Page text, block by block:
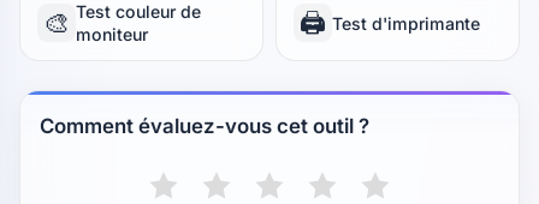
🎨 Test couleur de
moniteur
🖨️ Test d'imprimante
Comment évaluez-vous cet outil ?